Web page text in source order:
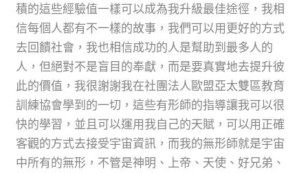
積的這些經驗值一樣可以成為我升級最佳途徑，我相
信每個人都有不一樣的故事，我們可以用更好的方式
去回饋社會，我也相信成功的人是幫助到最多人的
人，但絕對不是盲目的奉獻，而是要真實地去提升彼
此的價值，我很謝謝我在社團法人歐盟亞太雙區教育
訓練協會學到的一切，這些有形師的指導讓我可以很
快的學習，並且可以運用我自己的天賦，可以用正確
客觀的方式去接受宇宙資訊，而我的無形師就是宇宙
中所有的無形，不管是神明、上帝、天使、好兄弟、